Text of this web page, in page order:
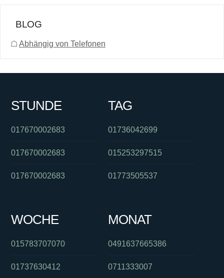
BLOG
☖ Abhängig von Telefonen
STUNDE
017670002683
017670002683
017670002683
TAG
01736042699
015253297515
01773505537
WOCHE
015783707070
01737630412
MONAT
0491637665386
0711333007